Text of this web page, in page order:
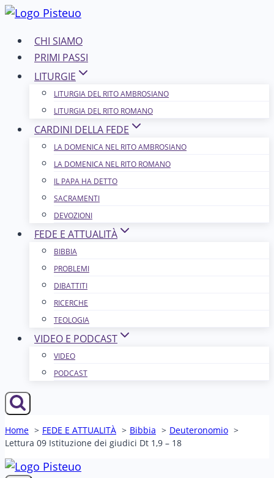
Salta
contenutoCHI SIAMO
PRIMI PASSI
LITURGIE
LITURGIA DEL RITO AMBROSIANO
LITURGIA DEL RITO ROMANO
CARDINI DELLA FEDE
LA DOMENICA NEL R​​​​​​ITO AMBROSIANO
LA DOMENICA NEL RITO ROMANO
IL PAPA HA DETTO
SACRAMENTI
DEVOZIONI
FEDE E ATTUALITÀ
BIBBIA
PROBLEMI
DIBATTITI
RICERCHE
TEOLOGIA
VIDEO E PODCAST
VIDEO
PODCAST
Home FEDE E ATTUALITÀ Bibbia
Deuteronomio
Lettura 09 Istituzione dei giudici Dt 1,9 – 18